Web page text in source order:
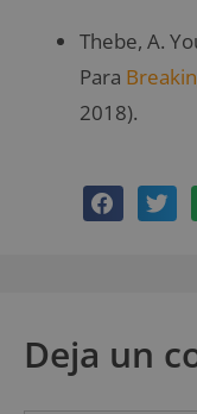
Thebe, A.
Para
2018).
Deja un